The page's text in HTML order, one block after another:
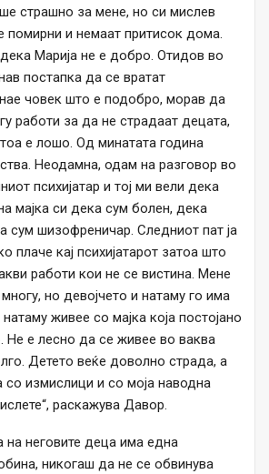
страшно за мене, но си мислев
помирни и немаат притисок дома.
Марија не е добро. Отидов во
постапка да се вратат
човек што е подобро, морав да
работи за да не страдаат децата,
е лошо. Од минатата година
Неодамна, одам на разговор во
психијатар и тој ми вели дека
мајка си дека сум болен, дека
сум шизофреничар. Следниот пат ја
плаче кај психијатарот затоа што
работи кои не се вистина. Мене
но девојчето и натаму го има
живее со мајка која постојано
Не е лесно да се живее во ваква
Детето веќе доволно страда, а
со измислици и со моја наводна
раскажува Давор.
на неговите деца има една
никогаш да не се обвинува